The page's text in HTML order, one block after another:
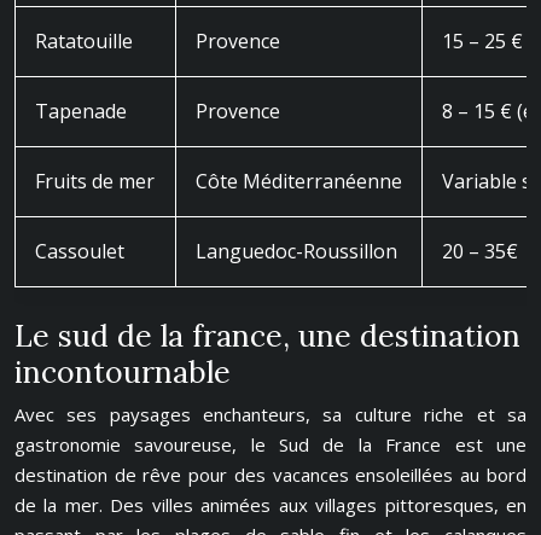
Ratatouille Provence 15 – 25 €
Tapenade Provence 8 – 15 €
Fruits de mer Côte Méditerranéenne Variable
Cassoulet Languedoc-Roussillon 20 – 35€
Le sud de la france, une destination
incontournable
Avec ses paysages enchanteurs, sa culture riche et sa
gastronomie savoureuse, le Sud de la France est une
destination de rêve pour des vacances ensoleillées au bord
de la mer. Des villes animées aux villages pittoresques, en